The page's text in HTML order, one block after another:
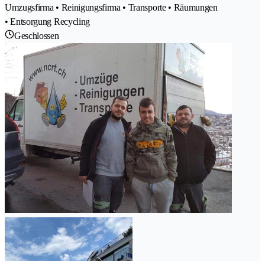
Umzugsfirma • Reinigungsfirma • Transporte • Räumungen
• Entsorgung Recycling
Geschlossen